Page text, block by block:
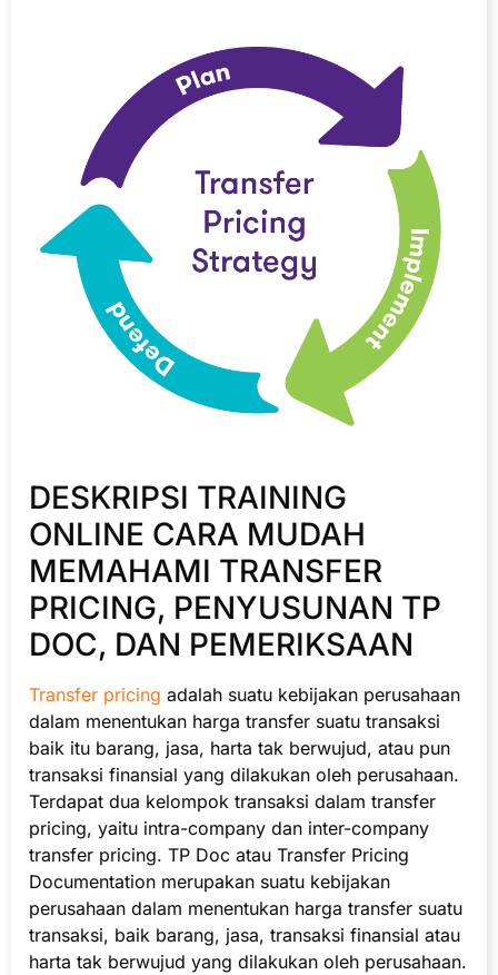
DESKRIPSI TRAINING
ONLINE CARA MUDAH
MEMAHAMI TRANSFER
PRICING, PENYUSUNAN TP
DOC, DAN PEMERIKSAAN
Transfer pricing adalah suatu kebijakan perusahaan
dalam menentukan harga transfer suatu transaksi
baik itu barang, jasa, harta tak berwujud, atau pun
transaksi finansial yang dilakukan oleh perusahaan.
Terdapat dua kelompok transaksi dalam transfer
pricing, yaitu intra-company dan inter-company
transfer pricing. TP Doc atau Transfer Pricing
Documentation merupakan suatu kebijakan
perusahaan dalam menentukan harga transfer suatu
transaksi, baik barang, jasa, transaksi finansial atau
harta tak berwujud yang dilakukan oleh perusahaan.